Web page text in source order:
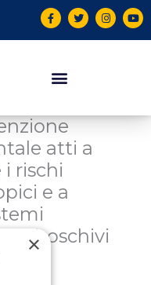
F
a
c
e
o
k
T
w
i
t
I
n
s
t
Y
o
u
t
atti a
rischi
e a
boschivi
×